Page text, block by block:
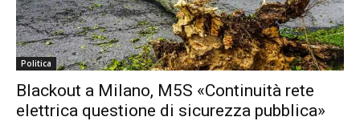
Politica
Blackout a Milano, M5S «Continuità rete
elettrica questione di sicurezza pubblica»